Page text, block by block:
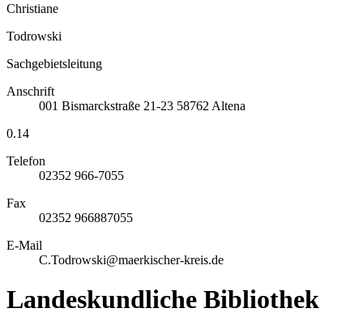
Christiane
Todrowski
Sachgebietsleitung
Anschrift
001 Bismarckstraße 21-23 58762 Altena
0.14
Telefon
02352 966-7055
Fax
02352 966887055
E-Mail
C.Todrowski@maerkischer-kreis.de
Landeskundliche Bibliothek